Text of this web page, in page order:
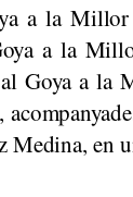
a la
a la
Goya a la
en